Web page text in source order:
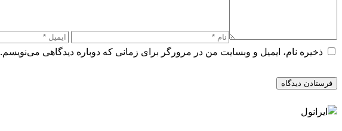
ذخیره نام، ایمیل و وبسایت من در مرورگر برای زمانی که دوباره دیدگاهی می‌نویسم.